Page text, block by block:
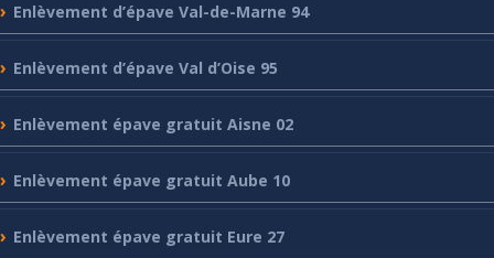
Enlèvement d’épave Val-de-Marne 94
Enlèvement d’épave Val d’Oise 95
Enlèvement épave gratuit Aisne 02
Enlèvement épave gratuit Aube 10
Enlèvement épave gratuit Eure 27